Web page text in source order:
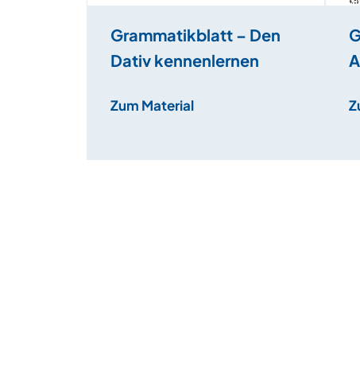
Grammatikblatt – Den
Dativ kennenlernen
Zum Material